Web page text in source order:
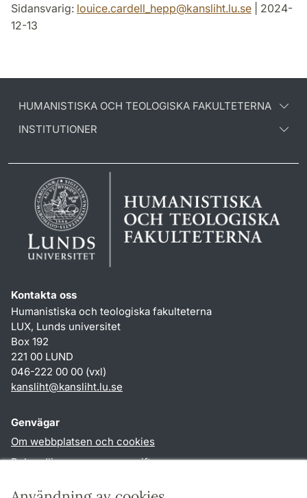
Sidansvarig: louice.cardell_hepp@kansliht.lu.se | 2024-
12-13
HUMANISTISKA OCH TEOLOGISKA FAKULTETERNA
INSTITUTIONER
Kontakta oss
Humanistiska och teologiska fakulteterna
LUX, Lunds universitet
Box 192
221 00 LUND
046-222 00 00 (vxl)
kansliht@kansliht.lu.se
Genvägar
Om webbplatsen och cookies
Behandling av personuppgifter